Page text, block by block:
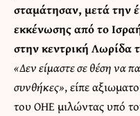
σταμάτησαν, μετά την
εκκένωσης από το
στην κεντρική Λωρίδα
«Δεν είμαστε σε θέση να
συνθήκες», είπε
του ΟΗΕ μιλώντας υπό